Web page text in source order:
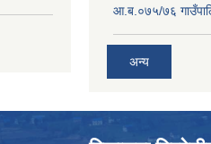
आ.ब.०७५/७६
अन्य